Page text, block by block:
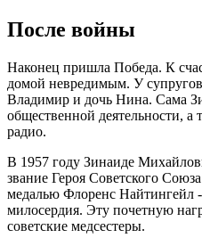
После войны
Наконец пришла Победа. К
домой невредимым. У
Владимир и дочь Нина. Сама
общественной деятельности, а
радио.
В 1957 году Зинаиде
звание Героя Советского
медалью Флоренс Найтингейл
милосердия. Эту почетную
советские медсестеры.